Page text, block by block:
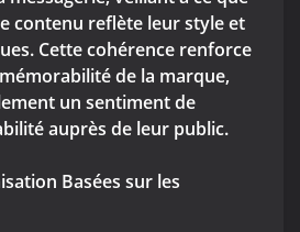
contenu reflète leur style et
Cette cohérence renforce
de la marque,
un sentiment de
auprès de leur public.
Basées sur les